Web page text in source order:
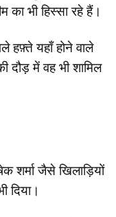
का भी हिस्सा रहे हैं।
हफ़्ते यहाँ होने वाले
में वह भी शामिल
शर्मा जैसे खिलाड़ियों